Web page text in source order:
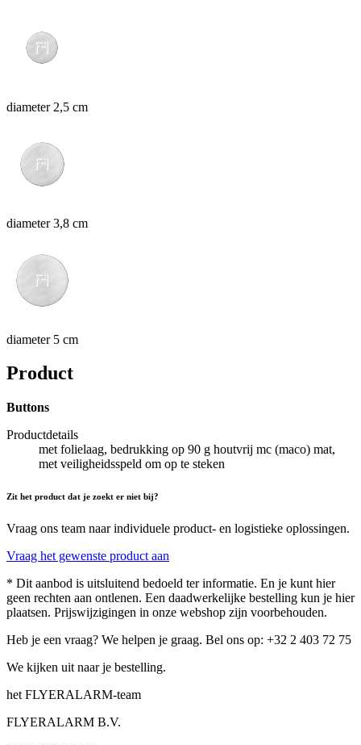
diameter 2,5 cm
diameter 3,8 cm
diameter 5 cm
Product
Buttons
Productdetails
met folielaag, bedrukking op 90 g houtvrij mc (maco) mat,
met veiligheidsspeld om op te steken
Zit het product dat je zoekt er niet bij?
Vraag ons team naar individuele product- en logistieke oplossingen.
Vraag het gewenste product aan
* Dit aanbod is uitsluitend bedoeld ter informatie. En je kunt hier
geen rechten aan ontlenen. Een daadwerkelijke bestelling kun je hier
plaatsen. Prijswijzigingen in onze webshop zijn voorbehouden.
Heb je een vraag? We helpen je graag. Bel ons op: +32 2 403 72 75
We kijken uit naar je bestelling.
het FLYERALARM-team
FLYERALARM B.V.